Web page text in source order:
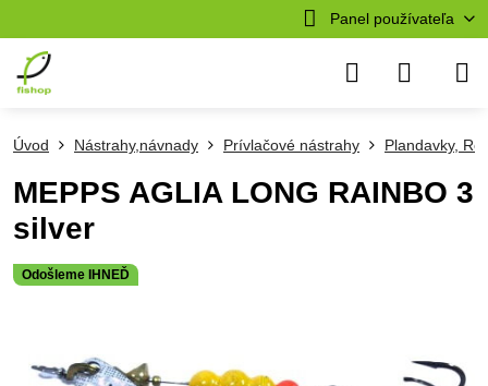
Panel používateľa
Odošleme IHNEĎ
Úvod Nástrahy,návnady Prívlačové nástrahy Plandavky,
MEPPS AGLIA LONG RAINBO 3
silver